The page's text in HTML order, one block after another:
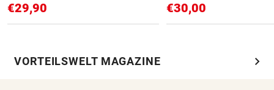
€29,90 €30,00
VORTEILSWELT MAGAZINE chevron_right